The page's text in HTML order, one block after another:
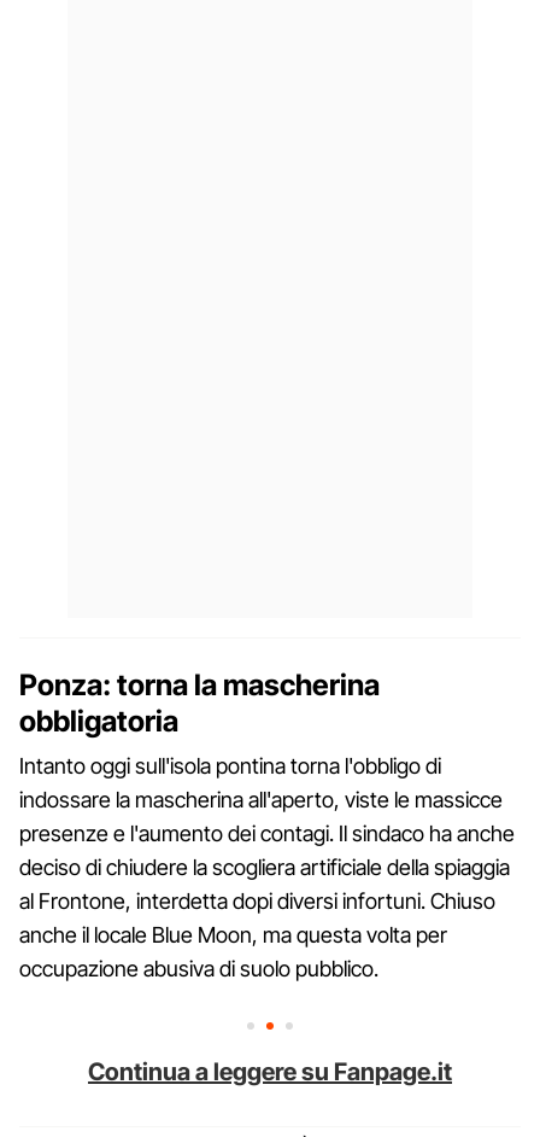
Ponza: torna la mascherina
obbligatoria
Intanto oggi sull'isola pontina torna l'obbligo di
indossare la mascherina all'aperto, viste le massicce
presenze e l'aumento dei contagi. Il sindaco ha anche
deciso di chiudere la scogliera artificiale della spiaggia
al Frontone, interdetta dopi diversi infortuni. Chiuso
anche il locale Blue Moon, ma questa volta per
occupazione abusiva di suolo pubblico.
Continua a leggere su Fanpage.it